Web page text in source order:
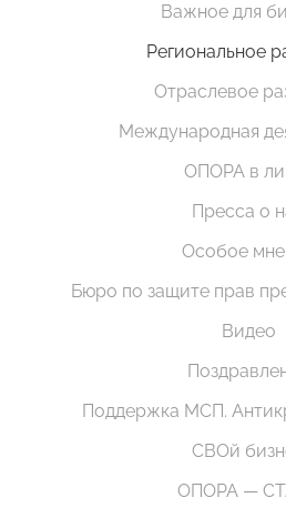
Важное для
Региональное
Отраслевое
Международная
ОПОРА в
Пресса о
Особое
Бюро по защите прав
Видео
Поддержка МСП.
СВОй
ОПОРА —